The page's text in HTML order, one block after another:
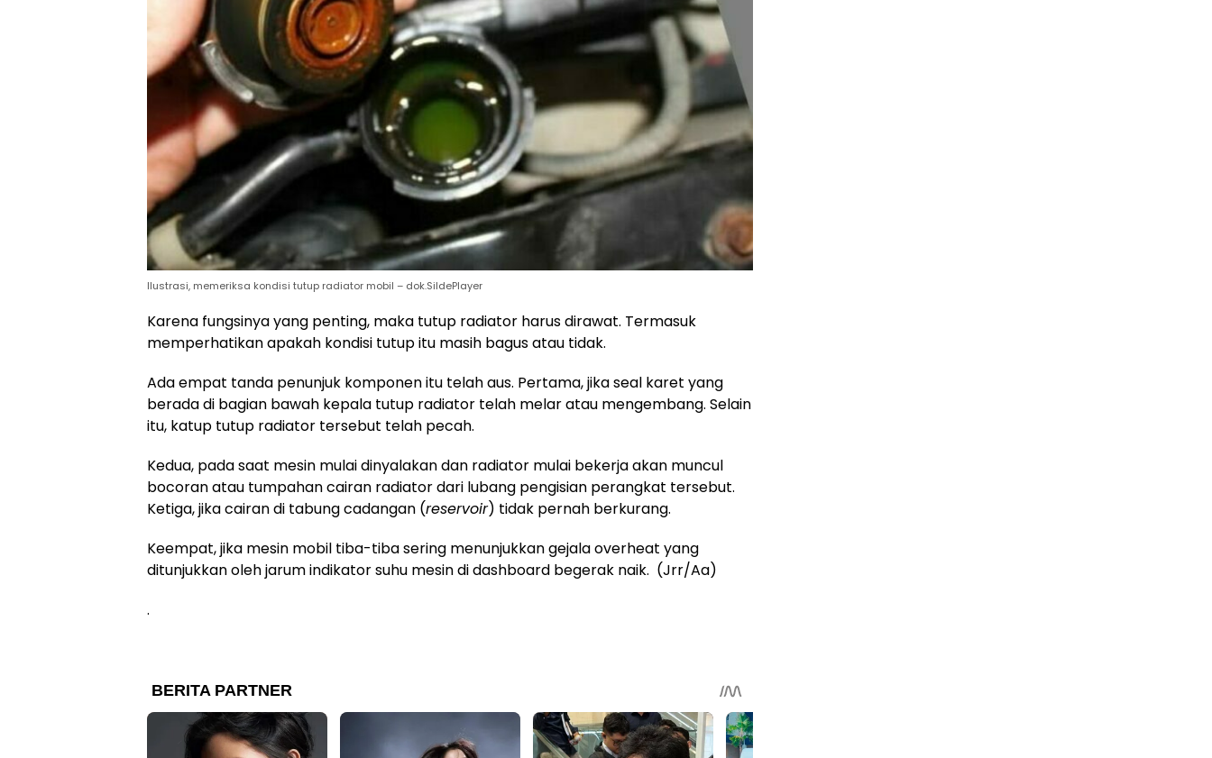
Ilustrasi, memeriksa kondisi tutup radiator mobil – dok.SildePlayer
Karena fungsinya yang penting, maka tutup radiator harus dirawat. Termasuk
memperhatikan apakah kondisi tutup itu masih bagus atau tidak.
Ada empat tanda penunjuk komponen itu telah aus. Pertama, jika seal karet yang
berada di bagian bawah kepala tutup radiator telah melar atau mengembang. Selain
itu, katup tutup radiator tersebut telah pecah.
Kedua, pada saat mesin mulai dinyalakan dan radiator mulai bekerja akan muncul
bocoran atau tumpahan cairan radiator dari lubang pengisian perangkat tersebut.
Ketiga, jika cairan di tabung cadangan (reservoir) tidak pernah berkurang.
Keempat, jika mesin mobil tiba-tiba sering menunjukkan gejala overheat yang
ditunjukkan oleh jarum indikator suhu mesin di dashboard begerak naik. (Jrr/Aa)
.